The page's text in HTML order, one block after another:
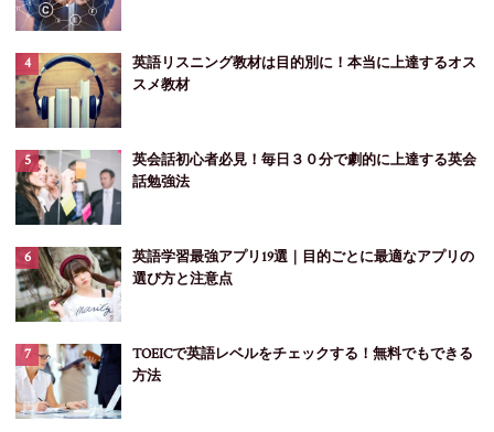
英語リスニング教材は目的別に！本当に上達するオス
スメ教材
英会話初心者必見！毎日３０分で劇的に上達する英会
話勉強法
英語学習最強アプリ19選｜目的ごとに最適なアプリの
選び方と注意点
TOEICで英語レベルをチェックする！無料でもできる
方法